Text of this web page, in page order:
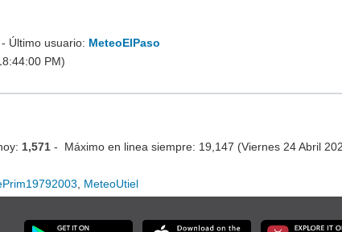
Último usuario: MeteoElPaso
PM)
1,571 - Máximo en linea siempre: 19,147 (Viernes 24 Abril
MeteoUtiel